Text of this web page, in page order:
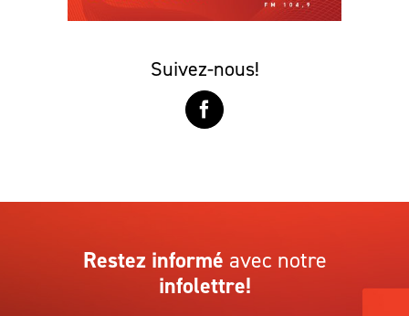
Suivez-nous!
Restez informé avec notre
infolettre!